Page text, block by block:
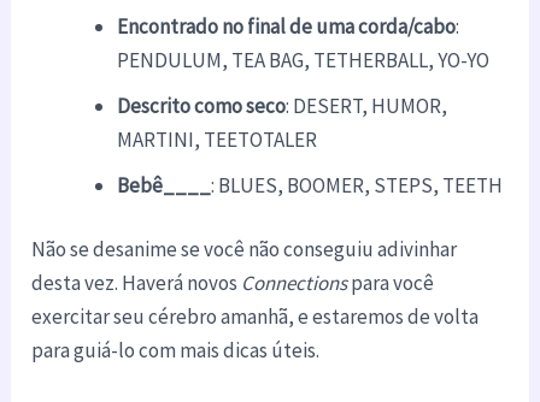
Encontrado no final de uma corda/cabo:
PENDULUM, TEA BAG, TETHERBALL, YO-YO
Descrito como seco: DESERT, HUMOR,
MARTINI, TEETOTALER
Bebê____: BLUES, BOOMER, STEPS, TEETH
Não se desanime se você não conseguiu adivinhar
desta vez. Haverá novos Connectionspara você
exercitar seu cérebro amanhã, e estaremos de volta
para guiá-lo com mais dicas úteis.